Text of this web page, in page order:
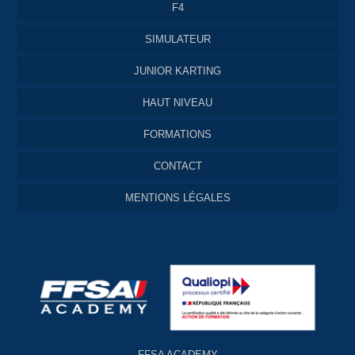
F4
SIMULATEUR
JUNIOR KARTING
HAUT NIVEAU
FORMATIONS
CONTACT
MENTIONS LÉGALES